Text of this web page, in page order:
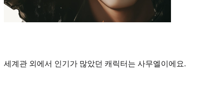
세계관 외에서 인기가 많았던 캐릭터는 사무엘이에요.